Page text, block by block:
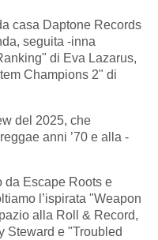
casa Daptone Records
seguita -inna
di Eva Lazarus,
Champions 2" di
del 2025, che
anni ’70 e alla -
da Escape Roots e
l’ispirata "Weapon
alla Roll & Record,
Steward e "Troubled